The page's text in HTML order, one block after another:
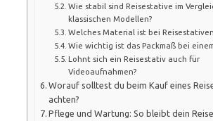
Wie stabil sind Reisestative im
klassischen Modellen?
Welches Material ist bei
Wie wichtig ist das Packmaß bei
Lohnt sich ein Reisestativ auch für
Videoaufnahmen?
Worauf solltest du beim Kauf eines
achten?
Pflege und Wartung: So bleibt dein